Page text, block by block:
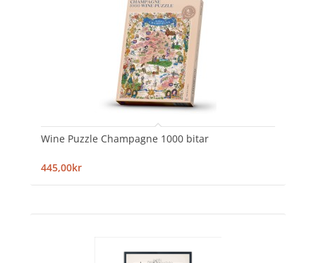
Wine Puzzle Champagne 1000 bitar
445,00kr